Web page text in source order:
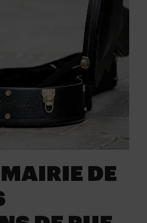
MAIRIE DE